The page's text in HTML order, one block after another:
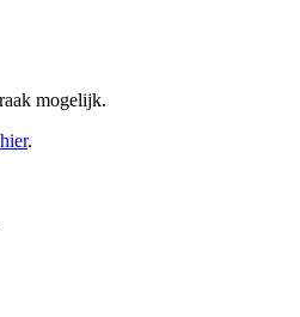
mogelijk.
.